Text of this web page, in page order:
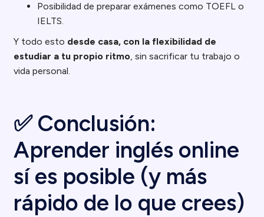
Posibilidad de preparar exámenes como TOEFL o
IELTS.
Y todo esto desde casa, con la flexibilidad de
estudiar a tu propio ritmo, sin sacrificar tu trabajo o
vida personal.
✅ Conclusión:
Aprender inglés online
sí es posible (y más
rápido de lo que crees)